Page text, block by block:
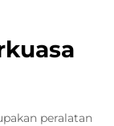
peralatan